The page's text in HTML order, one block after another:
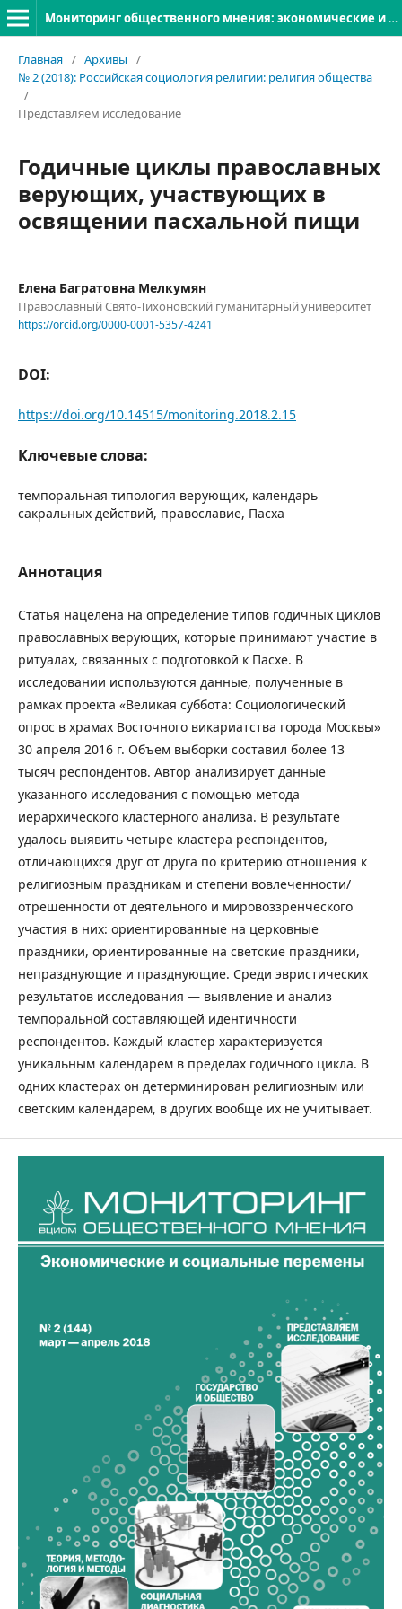
Мониторинг общественного мнения: экономические и социальные перемены
Главная / Архивы
/
№ 2 (2018): Российская социология религии: религия общества
/
Представляем исследование
Годичные циклы православных
верующих, участвующих в
освящении пасхальной пищи
Елена Багратовна Мелкумян
Православный Свято-Тихоновский гуманитарный университет
https://orcid.org/0000-0001-5357-4241
DOI:
https://doi.org/10.14515/monitoring.2018.2.15
Ключевые слова:
темпоральная типология верующих, календарь
сакральных действий, православие, Пасха
Аннотация
Статья нацелена на определение типов годичных циклов
православных верующих, которые принимают участие в
ритуалах, связанных с подготовкой к Пасхе. В
исследовании используются данные, полученные в
рамках проекта «Великая суббота: Социологический
опрос в храмах Восточного викариатства города Москвы»
30 апреля 2016 г. Объем выборки составил более 13
тысяч респондентов. Автор анализирует данные
указанного исследования с помощью метода
иерархического кластерного анализа. В результате
удалось выявить четыре кластера респондентов,
отличающихся друг от друга по критерию отношения к
религиозным праздникам и степени вовлеченности/
отрешенности от деятельного и мировоззренческого
участия в них: ориентированные на церковные
праздники, ориентированные на светские праздники,
непразднующие и празднующие. Среди эвристических
результатов исследования — выявление и анализ
темпоральной составляющей идентичности
респондентов. Каждый кластер характеризуется
уникальным календарем в пределах годичного цикла. В
одних кластерах он детерминирован религиозным или
светским календарем, в других вообще их не учитывает.